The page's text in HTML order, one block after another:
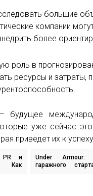
большие
компании
более
роль в
ресурсы и затраты,
будущее
уже сейчас
приведет их к
PR и
Как
Under Armour:
гаражного